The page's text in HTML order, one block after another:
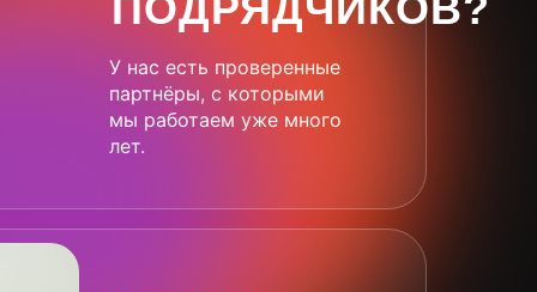
У нас есть проверенные
партнёры, с которыми
мы работаем уже много
лет.